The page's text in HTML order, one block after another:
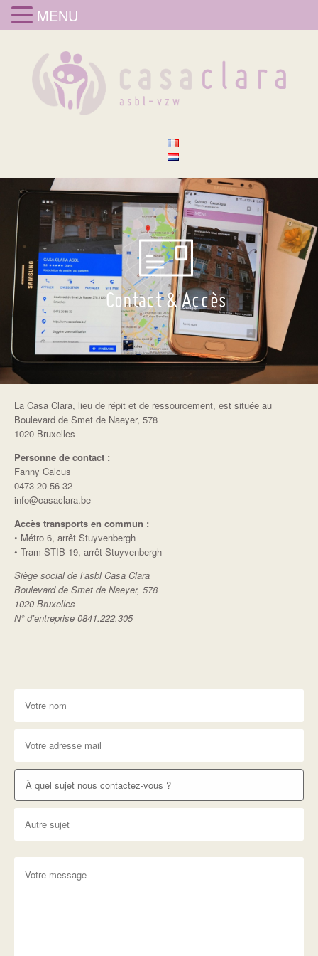
Contact & Accès
La Casa Clara, lieu de répit et de ressourcement, est située au
Boulevard de Smet de Naeyer, 578
1020 Bruxelles
Personne de contact :
Fanny Calcus
0473 20 56 32
info@casaclara.be
Accès transports en commun :
• Métro 6, arrêt Stuyvenbergh
• Tram STIB 19, arrêt Stuyvenbergh
Siège social de l’asbl Casa Clara
Boulevard de Smet de Naeyer, 578
1020 Bruxelles
N° d’entreprise 0841.222.305
MENU